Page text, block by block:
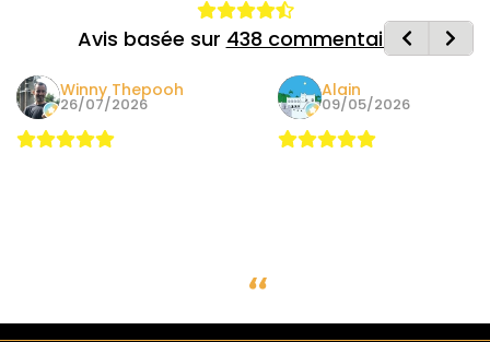
Avis basée sur 438 commentaires
Winny Thepooh
26/07/2026
Alain
09/05/2026